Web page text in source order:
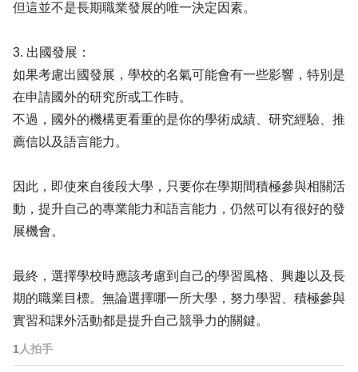
但這並不是長期職業發展的唯一決定因素。
3. 出國發展：
如果考慮出國發展，學校的名氣可能會有一些影響，特別是
在申請國外的研究所或工作時。
不過，國外的機構更看重的是你的學術成績、研究經驗、推
薦信以及語言能力。
因此，即使來自後段大學，只要你在學期間積極參與相關活
動，提升自己的專業能力和語言能力，仍然可以有很好的發
展機會。
最終，選擇學校時應該考慮到自己的學習風格、興趣以及長
期的職業目標。無論選擇哪一所大學，努力學習、積極參與
實習和課外活動都是提升自己競爭力的關鍵。
1 人拍手